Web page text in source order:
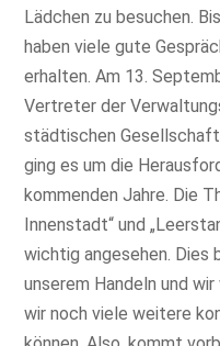
Lädchen zu besuchen.
haben viele gute
erhalten. Am 13.
Vertreter der
städtischen
ging es um die
kommenden Jahre. Die
Innenstadt“ und
wichtig angesehen. Dies
unserem Handeln und
wir noch viele weitere